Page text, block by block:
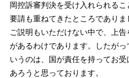
岡控訴審判決を受け入れられるこ
要請も重ねてきたところでありま
ご説明もいただけない中で、上
があるわけであります。したがっ
いうのは、国が責任を持ってお
あろうと思っております。